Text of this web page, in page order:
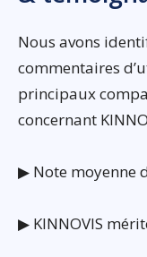
Nous avons
commentaires
principaux
concernant
▶ Note moyenne
▶ KINNOVIS